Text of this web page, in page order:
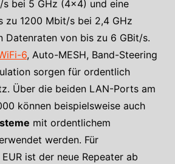
bei 5 GHz (4×4) und eine
zu 1200 Mbit/s bei 2,4 GHz
Datenraten von bis zu 6 GBit/s.
6, Auto-MESH, Band-Steering
sorgen für ordentlich
Über die beiden LAN-Ports am
können beispielsweise auch
mit ordentlichem
werden. Für
ist der neue Repeater ab